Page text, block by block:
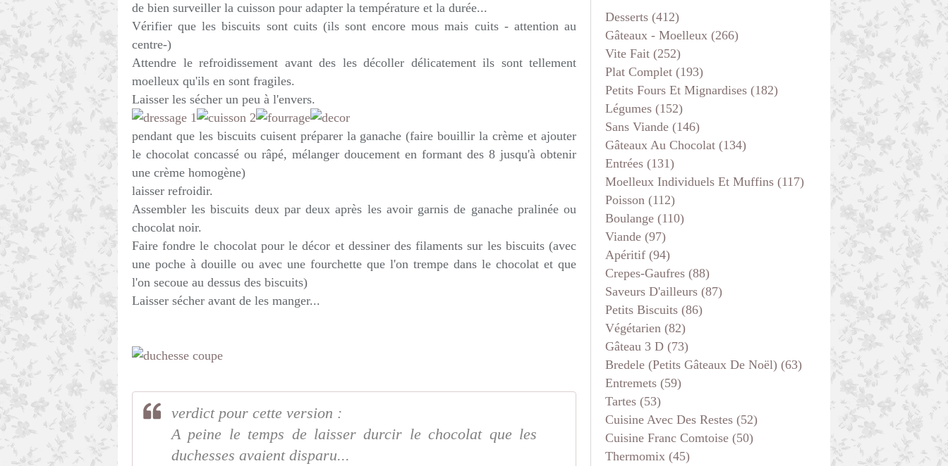
de bien surveiller la cuisson pour adapter la température et la durée...
Vérifier que les biscuits sont cuits (ils sont encore mous mais cuits - attention au
centre-)
Attendre le refroidissement avant des les décoller délicatement ils sont tellement
moelleux qu'ils en sont fragiles.
Laisser les sécher un peu à l'envers.
pendant que les biscuits cuisent préparer la ganache (faire bouillir la crème et ajouter
le chocolat concassé ou râpé, mélanger doucement en formant des 8 jusqu'à obtenir
une crème homogène)
laisser refroidir.
Assembler les biscuits deux par deux après les avoir garnis de ganache pralinée ou
chocolat noir.
Faire fondre le chocolat pour le décor et dessiner des filaments sur les biscuits (avec
une poche à douille ou avec une fourchette que l'on trempe dans le chocolat et que
l'on secoue au dessus des biscuits)
Laisser sécher avant de les manger...
verdict pour cette version :
A peine le temps de laisser durcir le chocolat que les
duchesses avaient disparu...
Desserts (412)
Gâteaux - Moelleux (266)
Vite Fait (252)
Plat Complet (193)
Petits Fours Et Mignardises (182)
Légumes (152)
Sans Viande (146)
Gâteaux Au Chocolat (134)
Entrées (131)
Moelleux Individuels Et Muffins (117)
Poisson (112)
Boulange (110)
Viande (97)
Apéritif (94)
Crepes-Gaufres (88)
Saveurs D'ailleurs (87)
Petits Biscuits (86)
Végétarien (82)
Gâteau 3 D (73)
Bredele (petits Gâteaux De Noël) (63)
Entremets (59)
Tartes (53)
Cuisine Avec Des Restes (52)
Cuisine Franc Comtoise (50)
Thermomix (45)